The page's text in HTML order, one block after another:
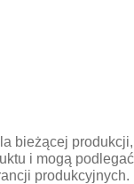
bieżącej produkcji,
i mogą podlegać
produkcyjnych.